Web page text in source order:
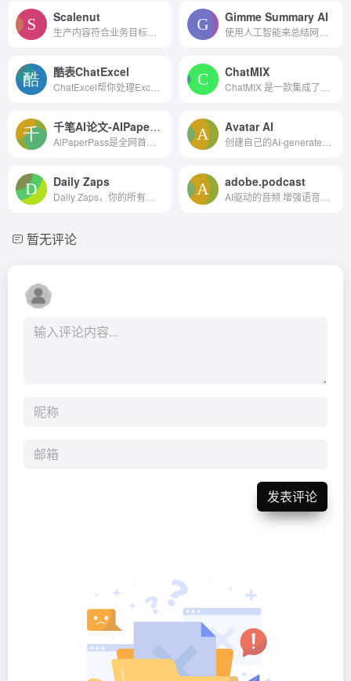
Scalenut Gimme Summary AI
酷表ChatExcel ChatMIX
千笔AI论文-AIPaperPass Avatar AI
Daily Zaps adobe.podcast
暂无评论
发表评论